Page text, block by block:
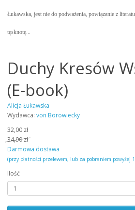
Łukawska, jest nie do podważenia, powiązanie z
tęsknotę...
Duchy Kresów
(E-book)
Alicja Łukawska
Wydawca: von Borowiecky
32,00 zł
34,90 zł
Darmowa dostawa
(przy płatności przelewem, lub za pobraniem powyżej
Ilość